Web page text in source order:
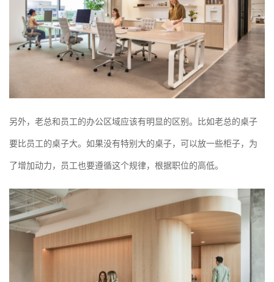
另外，老总和员工的办公区域应该有明显的区别。比如老总的桌子
要比员工的桌子大。如果没有特别大的桌子，可以放一些柜子，为
了增加动力，员工也要遵循这个规律，根据职位的高低。